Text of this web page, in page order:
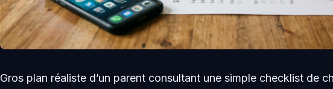
Gros plan réaliste d’un parent consultant une simple checklist de